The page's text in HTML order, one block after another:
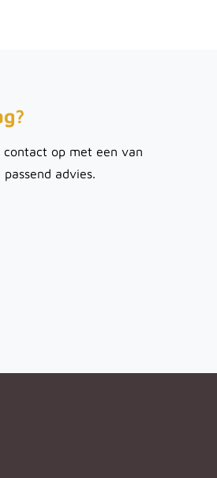
op met een van
advies.